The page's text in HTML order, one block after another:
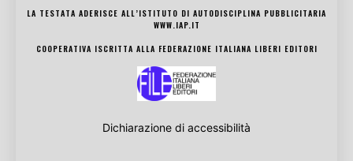
LA TESTATA ADERISCE ALL’ISTITUTO DI AUTODISCIPLINA PUBBLICITARIA
WWW.IAP.IT
COOPERATIVA ISCRITTA ALLA FEDERAZIONE ITALIANA LIBERI EDITORI
Dichiarazione di accessibilità